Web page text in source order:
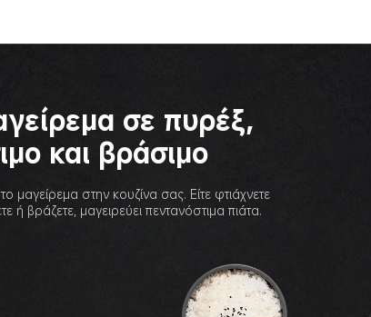
σε πυρέξ,
και βράσιμο
μαγείρεμα στην κουζίνα σας. Είτε φτιάχνετε
ή βράζετε, μαγειρεύει πεντανόστιμα πιάτα.